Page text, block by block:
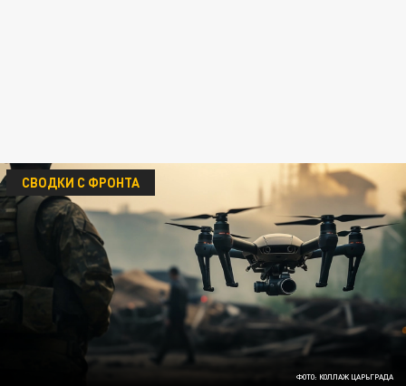
ФОТО: КОЛЛАЖ ЦАРЬГРАДА
СВОДКИ С ФРОНТА